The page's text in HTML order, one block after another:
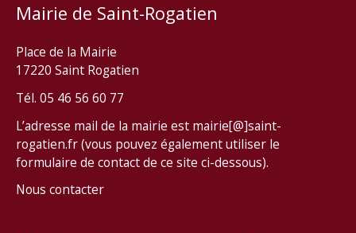
Mairie de Saint-Rogatien
Place de la Mairie
17220 Saint Rogatien
Tél. 05 46 56 60 77
L’adresse mail de la mairie est mairie[@]saint-
rogatien.fr (vous pouvez également utiliser le
formulaire de contact de ce site ci-dessous).
Nous contacter